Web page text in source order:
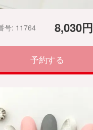
8,030円
号: 11764
予約する